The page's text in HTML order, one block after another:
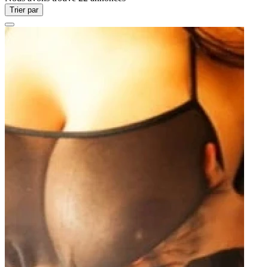
Trier par